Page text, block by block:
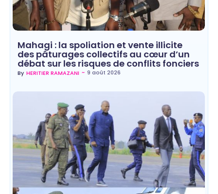
Mahagi : la spoliation et vente illicite
des pâturages collectifs au cœur d’un
débat sur les risques de conflits fonciers
By HERITIER RAMAZANI ~ 9 août 2026